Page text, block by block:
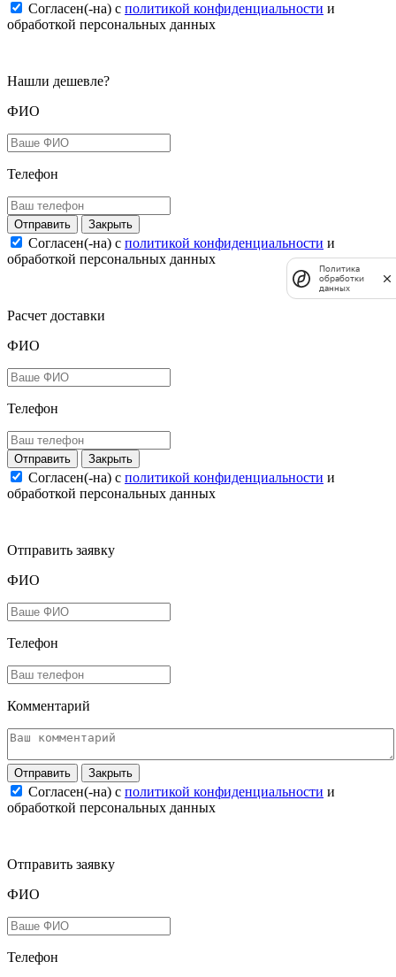
Согласен(-на) c политикой конфиденциальности и
обработкой персональных данных
Нашли дешевле?
ФИО
Телефон
Закрыть
Согласен(-на) c политикой конфиденциальности и
обработкой персональных данных
Расчет доставки
ФИО
Телефон
Закрыть
Согласен(-на) c политикой конфиденциальности и
обработкой персональных данных
Отправить заявку
ФИО
Телефон
Комментарий
Закрыть
Согласен(-на) c политикой конфиденциальности и
обработкой персональных данных
Отправить заявку
ФИО
Телефон
Политика
обработки
данных